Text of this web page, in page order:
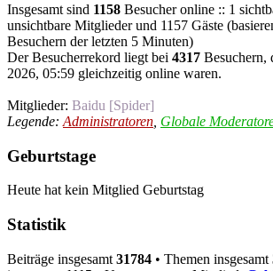
Insgesamt sind 1158 Besucher online :: 1
unsichtbare Mitglieder und 1157 Gäste
Besuchern der letzten 5 Minuten)
Der Besucherrekord liegt bei 4317 Besuchern,
2026, 05:59 gleichzeitig online waren.
Mitglieder: Baidu [Spider]
Legende: Administratoren Globale
Geburtstage
Heute hat kein Mitglied Geburtstag
Statistik
Beiträge insgesamt 31784 • Themen insgesamt